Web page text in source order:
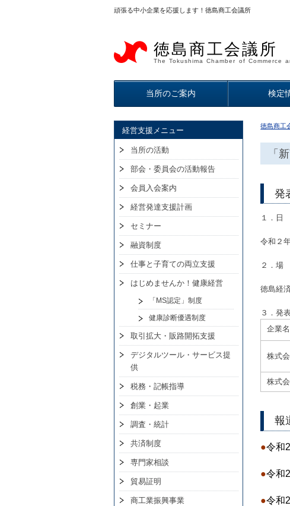
頑張る中小企業を応援します！徳島商工会議所
徳島商工会議所
The Tokushima Chamber of Commerce
当所のご案内 検定
徳島商工
「
発
１．日
令和２
２．場
徳島経
３．発
企業名
株式
株式
報
●令和
●令和
●令和
経営支援メニュー
当所の活動
部会・委員会の活動報告
会員入会案内
経営発達支援計画
セミナー
融資制度
仕事と子育ての両立支援
はじめませんか！健康経営
「MS認定」制度
健康診断優遇制度
取引拡大・販路開拓支援
デジタルツール・サービス提
供
税務・記帳指導
創業・起業
調査・統計
共済制度
専門家相談
貿易証明
商工業振興事業